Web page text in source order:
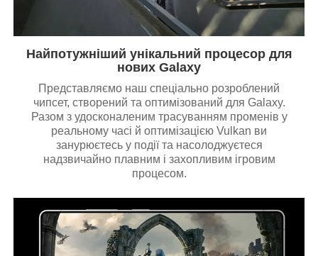
Найпотужніший унікальний процесор для
нових Galaxy
Представляємо наш спеціально розроблений
чипсет, створений та оптимізований для Galaxy.
Разом з удосконаленим трасуванням променів у
реальному часі й оптимізацією Vulkan ви
занурюєтесь у події та насолоджуєтеся
надзвичайно плавним і захопливим ігровим
процесом.